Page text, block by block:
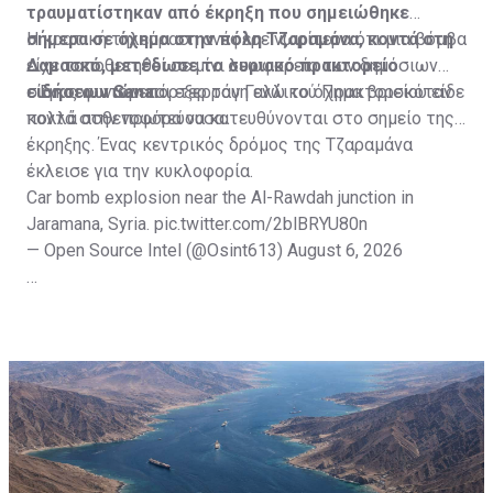
τραυματίστηκαν από έκρηξη που σημειώθηκε
σήμερα σε όχημα στην πόλη Τζαραμάνα, κοντά στη
Δαμασκό, μετέδωσε το συριακό πρακτορείο
ειδήσεων Sana.
Η κρατική τηλεόραση ανέφερε νωρίτερα ότι μια βόμβα
είχε τοποθετηθεί σε μίνι λεωφορείο των δημόσιων
συγκοινωνιών και εξερράγη ενώ το όχημα βρισκόταν
κοντά στην πρωτεύουσα.
Ένας φωτορεπόρτερ του Γαλλικού Πρακτορείου είδε
πολλά ασθενοφόρα να κατευθύνονται στο σημείο της
έκρηξης. Ένας κεντρικός δρόμος της Τζαραμάνα
έκλεισε για την κυκλοφορία.
Car bomb explosion near the Al-Rawdah junction in
Jaramana, Syria. pic.twitter.com/2blBRYU80n
— Open Source Intel (@Osint613) August 6, 2026